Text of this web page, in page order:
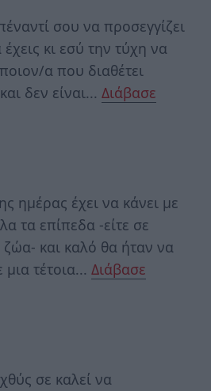
σου να προσεγγίζει
κι εσύ την τύχη να
α που διαθέτει
δεν είναι... Διάβασε
ημέρας έχει να κάνει με
τα επίπεδα -είτε σε
και καλό θα ήταν να
τέτοια... Διάβασε
σε καλεί να